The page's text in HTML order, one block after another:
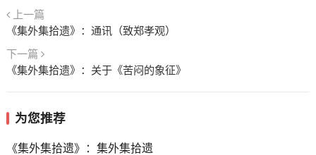
上一篇
《集外集拾遗》：通讯（致郑孝观）
下一篇
《集外集拾遗》：关于《苦闷的象征》
为您推荐
《集外集拾遗》：集外集拾遗